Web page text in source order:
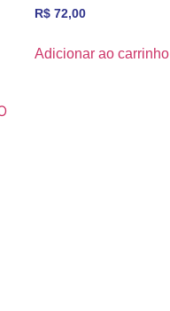
R$ 72,00
Adicionar ao carrinho